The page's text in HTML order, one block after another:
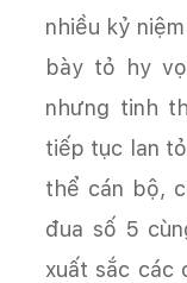
nhiều kỷ
bày tỏ hy
nhưng tinh
tiếp tục lan
thể cán bộ,
đua số 5
xuất sắc các